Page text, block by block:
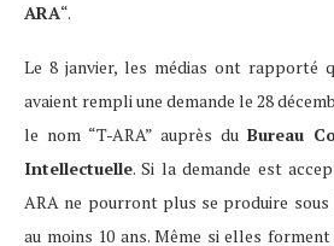
ARA“.
Le 8 janvier, les médias ont rapporté
avaient rempli une demande le 28
le nom “T-ARA” auprès du Bureau
Intellectuelle. Si la demande est
ARA ne pourront plus se produire
au moins 10 ans. Même si elles